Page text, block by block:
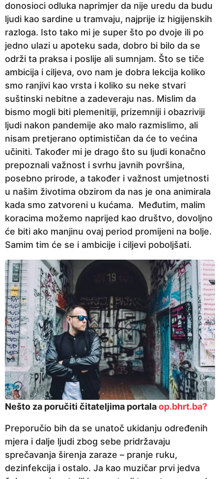
donosioci odluka naprimjer da nije uredu da budu
ljudi kao sardine u tramvaju, najprije iz higijenskih
razloga. Isto tako mi je super što po dvoje ili po
jedno ulazi u apoteku sada, dobro bi bilo da se
održi ta praksa i poslije ali sumnjam. Što se tiče
ambicija i ciljeva, ovo nam je dobra lekcija koliko
smo ranjivi kao vrsta i koliko su neke stvari
suštinski nebitne a zadeveraju nas. Mislim da
bismo mogli biti plemenitiji, prizemniji i obazriviji
ljudi nakon pandemije ako malo razmislimo, ali
nisam pretjerano optimističan da će to većina
učiniti. Također mi je drago što su ljudi konačno
prepoznali važnost i svrhu javnih površina,
posebno prirode, a također i važnost umjetnosti
u našim životima obzirom da nas je ona animirala
kada smo zatvoreni u kućama. Međutim, malim
koracima možemo naprijed kao društvo, dovoljno
će biti ako manjinu ovaj period promijeni na bolje.
Samim tim će se i ambicije i ciljevi poboljšati.
Nešto za poručiti čitateljima portalaop.bhrt.ba?
Preporučio bih da se unatoč ukidanju određenih
mjera i dalje ljudi zbog sebe pridržavaju
sprečavanja širenja zaraze – pranje ruku,
dezinfekcija i ostalo. Ja kao muzičar prvi jedva